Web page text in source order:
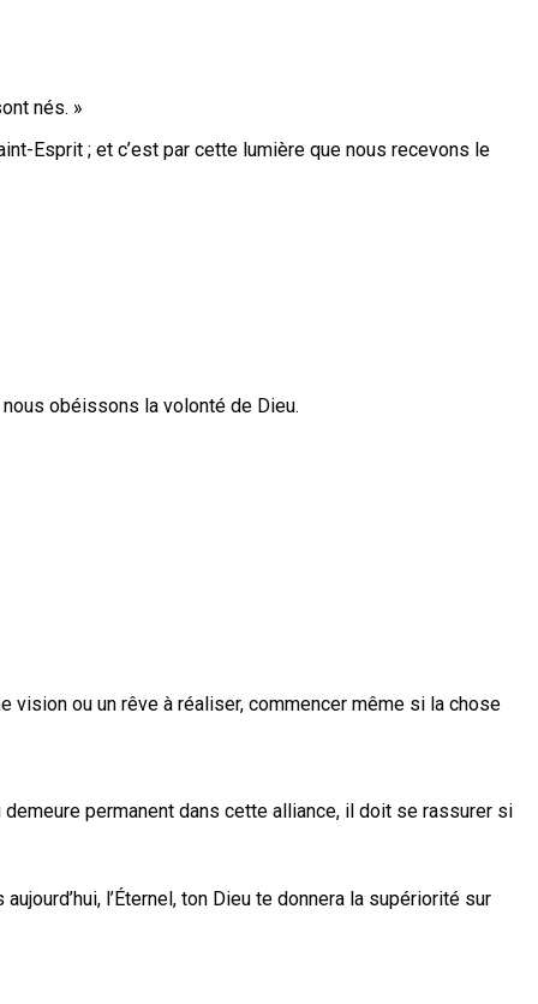
nés. »
Esprit ; et c’est par cette lumière que nous recevons le
obéissons la volonté de Dieu.
ou un rêve à réaliser, commencer même si la chose
permanent dans cette alliance, il doit se rassurer si
l’Éternel, ton Dieu te donnera la supériorité sur